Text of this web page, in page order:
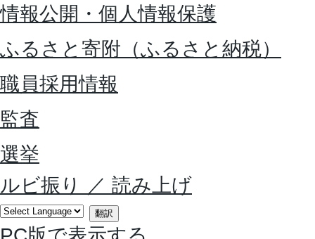
情報公開・個人情報保護
ふるさと寄附（ふるさと納税）
職員採用情報
監査
選挙
ルビ振り
／ 読み上げ
翻訳